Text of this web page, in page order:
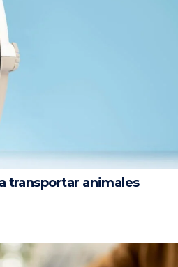
transportar animales